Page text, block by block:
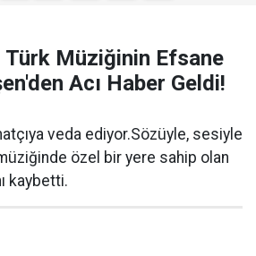
Türk Müziğinin Efsane
Acı Haber Geldi!
veda ediyor.Sözüyle, sesiyle
özel bir yere sahip olan
kaybetti.